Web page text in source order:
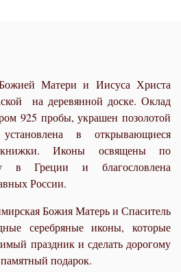
Матери и Иисуса Христа
на деревянной доске. Оклад
925 пробы, украшен позолотой
в открывающиеся
Иконы освящены по
в Греции и благословлена
России.
Божия Матерь и Спаситель
серебряные иконы, которые
праздник и сделать дорогому
подарок.